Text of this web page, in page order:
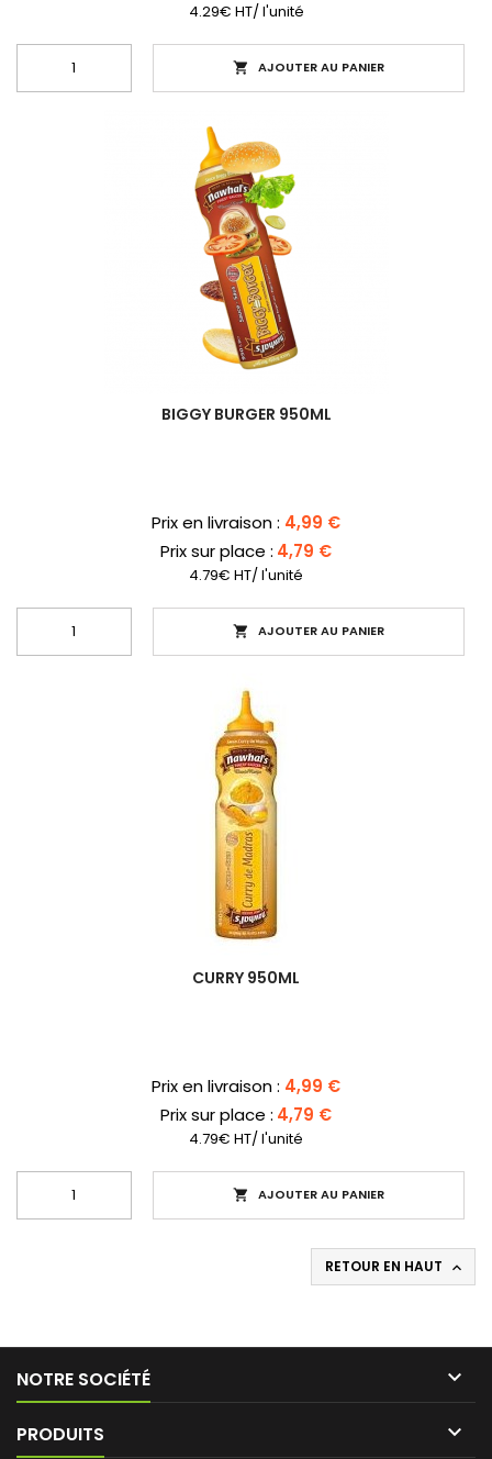
4.29€ HT/ l'unité
 AJOUTER AU PANIER
BIGGY BURGER 950ML
Prix
Prix en livraison : 4,99 €
Prix sur place : 4,79 €
4.79€ HT/ l'unité
 AJOUTER AU PANIER
CURRY 950ML
Prix
Prix en livraison : 4,99 €
Prix sur place : 4,79 €
4.79€ HT/ l'unité
 AJOUTER AU PANIER
RETOUR EN HAUT 
NOTRE SOCIÉTÉ 
PRODUITS 